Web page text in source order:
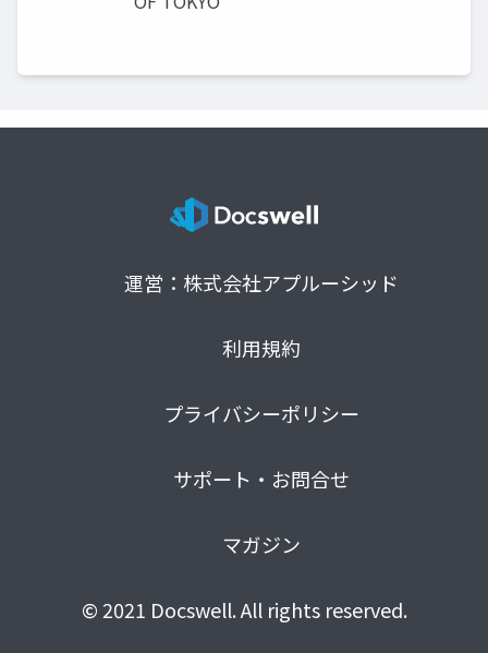
運営：株式会社アプルーシッド
利用規約
プライバシーポリシー
サポート・お問合せ
マガジン
© 2021 Docswell. All rights reserved.